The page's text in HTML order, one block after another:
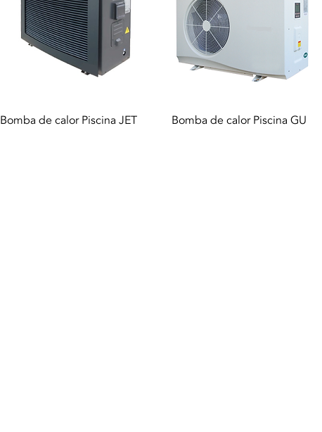
Aperçu rapide
Bomba de calor Piscina JET Aperçu rapide
Bomba de calor Piscina GU